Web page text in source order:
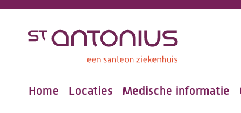
inhoud
Hoofdnavigatie
Home Locaties Medische informatie